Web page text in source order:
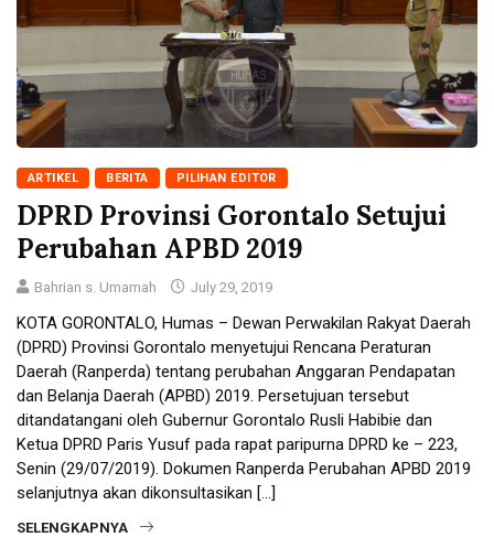
ARTIKEL BERITA PILIHAN EDITOR
DPRD Provinsi Gorontalo Setujui
Perubahan APBD 2019
Bahrian s. Umamah July 29, 2019
KOTA GORONTALO, Humas – Dewan Perwakilan Rakyat Daerah
(DPRD) Provinsi Gorontalo menyetujui Rencana Peraturan
Daerah (Ranperda) tentang perubahan Anggaran Pendapatan
dan Belanja Daerah (APBD) 2019. Persetujuan tersebut
ditandatangani oleh Gubernur Gorontalo Rusli Habibie dan
Ketua DPRD Paris Yusuf pada rapat paripurna DPRD ke – 223,
Senin (29/07/2019). Dokumen Ranperda Perubahan APBD 2019
selanjutnya akan dikonsultasikan […]
SELENGKAPNYA